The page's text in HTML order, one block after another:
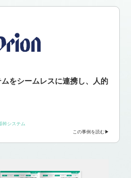
をシームレスに連携し、人的
幹システム
この事例を読む